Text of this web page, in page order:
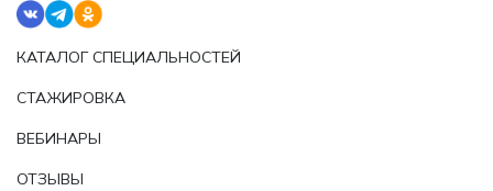
КАТАЛОГ СПЕЦИАЛЬНОСТЕЙ
СТАЖИРОВКА
ВЕБИНАРЫ
ОТЗЫВЫ